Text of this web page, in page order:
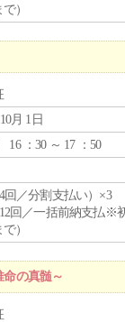
）
月 1日
16 ：30 ～ 17 ：50
回／分割支払い）×3
12回／一括前納支払※
）
の真髄～